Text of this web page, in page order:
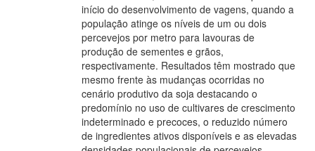
início do desenvolvimento de vagens, quando a
população atinge os níveis de um ou dois
percevejos por metro para lavouras de
produção de sementes e grãos,
respectivamente. Resultados têm mostrado que
mesmo frente às mudanças ocorridas no
cenário produtivo da soja destacando o
predomínio no uso de cultivares de crescimento
indeterminado e precoces, o reduzido número
de ingredientes ativos disponíveis e as elevadas